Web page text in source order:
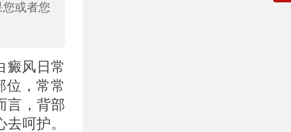
或者您
风日常
位，常常
言，背部
呵护。